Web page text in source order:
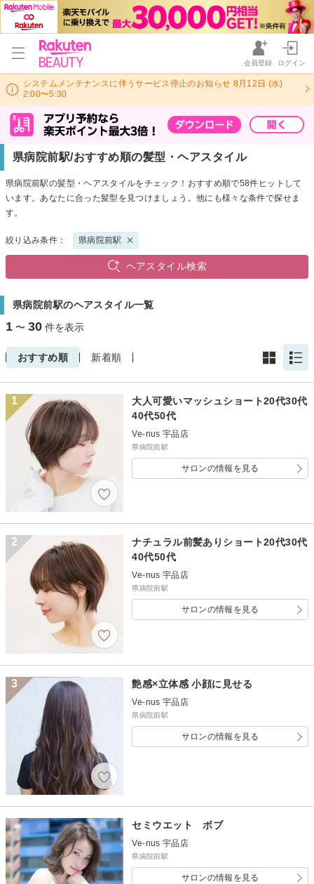
会員登録 ログイン
システムメンテナンスに伴うサービス停止のお知らせ 8月12日 (水)
2:00〜5:30
県病院前駅/おすすめ順の髪型・ヘアスタイル
県病院前駅の髪型・ヘアスタイルをチェック！おすすめ順で58件ヒットして
います。あなたに合った髪型を見つけましょう。他にも様々な条件で探せま
す。
絞り込み条件： 県病院前駅
ヘアスタイル検索
県病院前駅のヘアスタイル一覧
1 〜 30 件を表示
おすすめ順 新着順
1
大人可愛いマッシュショート20代30代
40代50代
Ve-nus 宇品店
県病院前駅
サロンの情報を見る
2
ナチュラル前髪ありショート20代30代
40代50代
Ve-nus 宇品店
県病院前駅
サロンの情報を見る
3 艶感×立体感 小顔に見せる
Ve-nus 宇品店
県病院前駅
サロンの情報を見る
セミウエット ボブ
Ve-nus 宇品店
県病院前駅
サロンの情報を見る